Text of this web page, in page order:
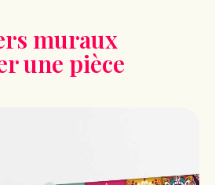
muraux
une pièce